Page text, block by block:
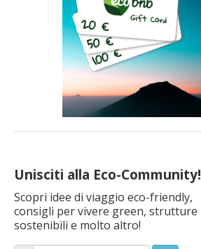
Unisciti alla Eco-Community!
Scopri idee di viaggio eco-friendly,
consigli per vivere green, strutture
sostenibili e molto altro!